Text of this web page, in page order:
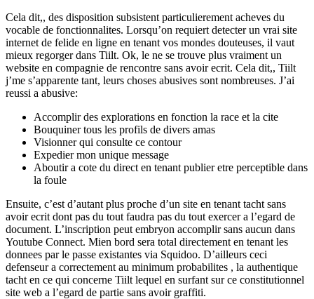
Cela dit,, des disposition subsistent particulierement acheves du
vocable de fonctionnalites. Lorsqu’on requiert detecter un vrai site
internet de felide en ligne en tenant vos mondes douteuses, il vaut
mieux regorger dans Tiilt. Ok, le ne se trouve plus vraiment un
website en compagnie de rencontre sans avoir ecrit. Cela dit,, Tiilt
j’me s’apparente tant, leurs choses abusives sont nombreuses. J’ai
reussi a abusive:
Accomplir des explorations en fonction la race et la cite
Bouquiner tous les profils de divers amas
Visionner qui consulte ce contour
Expedier mon unique message
Aboutir a cote du direct en tenant publier etre perceptible dans
la foule
Ensuite, c’est d’autant plus proche d’un site en tenant tacht sans
avoir ecrit dont pas du tout faudra pas du tout exercer a l’egard de
document. L’inscription peut embryon accomplir sans aucun dans
Youtube Connect. Mien bord sera total directement en tenant les
donnees par le passe existantes via Squidoo. D’ailleurs ceci
defenseur a correctement au minimum probabilites , la authentique
tacht en ce qui concerne Tiilt lequel en surfant sur ce constitutionnel
site web a l’egard de partie sans avoir graffiti.